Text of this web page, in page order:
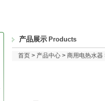
产品展示 Products
首页 > 产品中心 > 商用电热水器